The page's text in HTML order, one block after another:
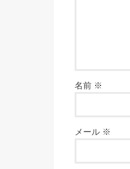
名前 ※
メール ※